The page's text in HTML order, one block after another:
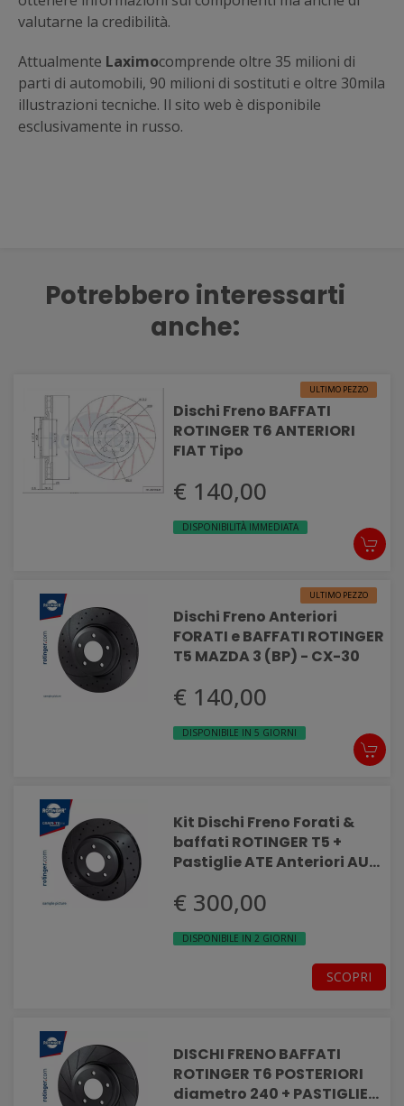
valutarne la credibilità.
Attualmente Laximocomprende oltre 35 milioni di
parti di automobili, 90 milioni di sostituti e oltre 30mila
illustrazioni tecniche. Il sito web è disponibile
esclusivamente in russo.
Potrebbero interessarti
anche:
ULTIMO PEZZO
Dischi Freno BAFFATI
ROTINGER T6 ANTERIORI
FIAT Tipo
€ 140,00
DISPONIBILITÀ IMMEDIATA
ULTIMO PEZZO
Dischi Freno Anteriori
FORATI e BAFFATI ROTINGER
T5 MAZDA 3 (BP) - CX-30
€ 140,00
DISPONIBILE IN 5 GIORNI
Kit Dischi Freno Forati &
baffati ROTINGER T5 +
Pastiglie ATE Anteriori AUDI
€ 300,00
DISPONIBILE IN 2 GIORNI
SCOPRI
DISCHI FRENO BAFFATI
ROTINGER T6 POSTERIORI
diametro 240 + PASTIGLIE